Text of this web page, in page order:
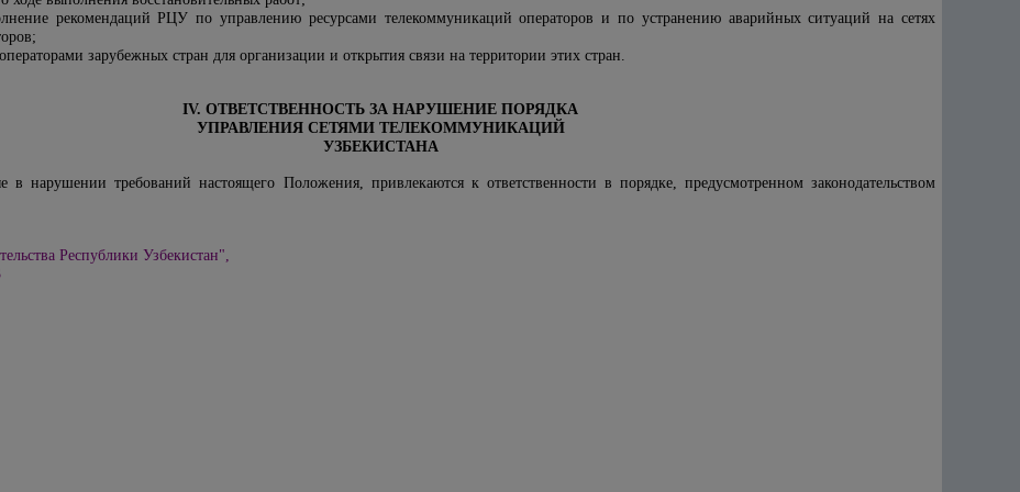
рекомендаций РЦУ по управлению ресурсами телекоммуникаций операторов и по устранению аварийных ситуаций на сетях
зарубежных стран для организации и открытия связи на территории этих стран.
IV. ОТВЕТСТВЕННОСТЬ ЗА НАРУШЕНИЕ ПОРЯДКА
УПРАВЛЕНИЯ СЕТЯМИ ТЕЛЕКОММУНИКАЦИЙ
УЗБЕКИСТАНА
нарушении требований настоящего Положения, привлекаются к ответственности в порядке, предусмотренном законодательством
Республики Узбекистан",